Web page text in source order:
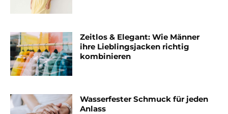
Zeitlos & Elegant: Wie Männer
ihre Lieblingsjacken richtig
kombinieren
Wasserfester Schmuck für jeden
Anlass